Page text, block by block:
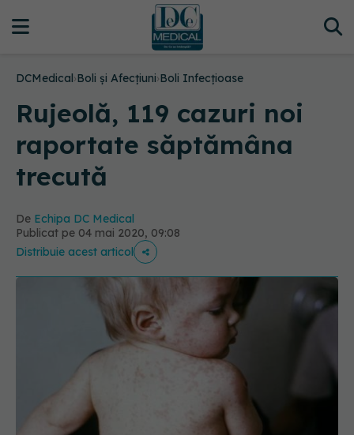
DCMedical›Boli și Afecțiuni›Boli Infecțioase
Rujeolă, 119 cazuri noi
raportate săptămâna
trecută
De Echipa DC Medical
Publicat pe 04 mai 2020, 09:08
Distribuie acest articol